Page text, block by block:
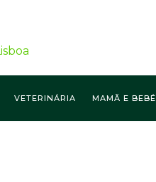
VETERINÁRIA MAMÃ E BEBÉ